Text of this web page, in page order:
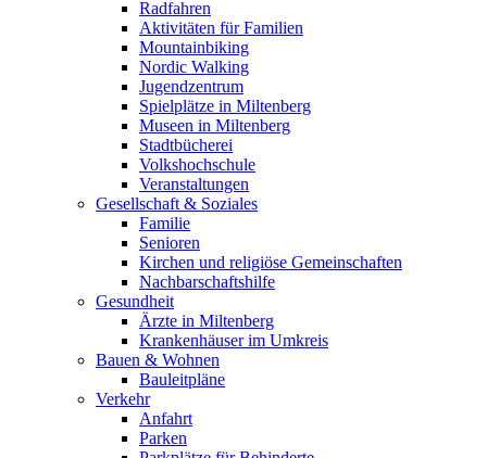
Radfahren
Aktivitäten für Familien
Mountainbiking
Nordic Walking
Jugendzentrum
Spielplätze in Miltenberg
Museen in Miltenberg
Stadtbücherei
Volkshochschule
Veranstaltungen
Gesellschaft & Soziales
Familie
Senioren
Kirchen und religiöse Gemeinschaften
Nachbarschaftshilfe
Gesundheit
Ärzte in Miltenberg
Krankenhäuser im Umkreis
Bauen & Wohnen
Bauleitpläne
Verkehr
Anfahrt
Parken